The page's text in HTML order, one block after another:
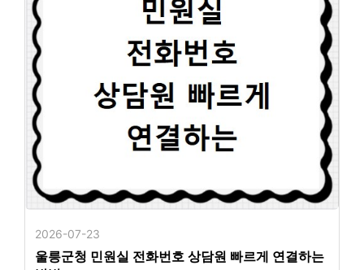
2026-07-23
울릉군청 민원실 전화번호 상담원 빠르게 연결하는